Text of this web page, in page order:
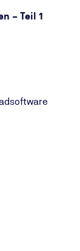
oder
für die
– Teil 1